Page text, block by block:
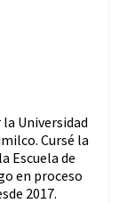
Universidad
Cursé la
Escuela de
en proceso
2017.